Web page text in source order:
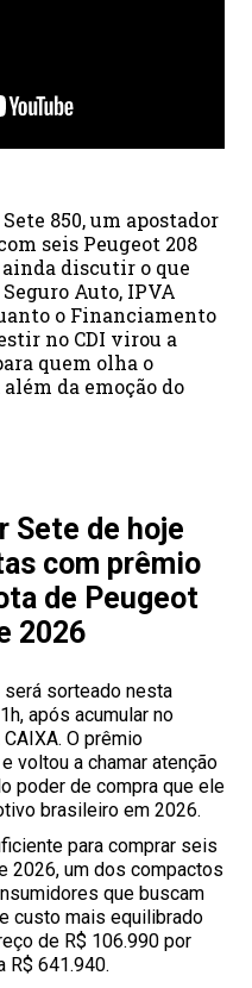
850, um apostador
seis Peugeot 208
discutir o que
Auto, IPVA
o Financiamento
no CDI virou a
quem olha o
da emoção do
Sete de hoje
com prêmio
de Peugeot
2026
será sorteado nesta
após acumular no
O prêmio
voltou a chamar atenção
poder de compra que ele
brasileiro em 2026.
para comprar seis
2026, um dos compactos
que buscam
custo mais equilibrado
de R$ 106.990 por
R$ 641.940.